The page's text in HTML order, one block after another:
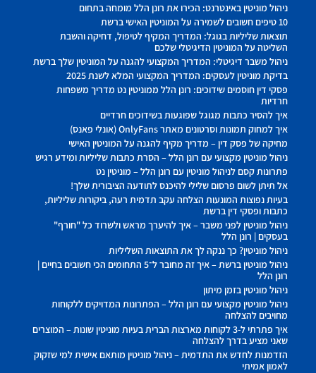
ניהול מוניטין באינטרנט: הכירו את רונן הלל מומחה בתחום
10 טיפים חשובים לשמירה על המוניטין האישי ברשת
תוצאות שליליות בגוגל: המדריך המקיף לטיפול, דחיקה והשבת
השליטה על המוניטין הדיגיטלי שלכם
ניהול משבר דיגיטלי: המדריך המקצועי להגנה על המוניטין שלך ברשת
בדיקת מוניטין לעסקים: המדריך המקצועי המלא לשנת 2025
פסקי דין חוסמים שידוכים: רונן הלל ממוניטין נט מדריך משפחות
חרדיות
איך להסיר כתבות מגוגל שפוגעות בשידוכים חרדיים
איך למחוק תמונות וסרטונים מאתר OnlyFans (אונלי פאנס)
מחיקה של פסק דין – מדריך מקיף להגנה על המוניטין האישי
ניהול מוניטין מקצועי עם רונן הלל – הסרת כתבות שליליות ומידע רגיש
פתרונות קסם לניהול מוניטין עם רונן הלל – מוניטין נט
אל תיתן לשום פרסום שלילי להיכנס לתודעה הציבורית שלך!
בעיות נפוצות המונעות הצלחה עקב תדמית רעה, ביקורות שליליות,
כתבות ופסקי דין ברשת
ניהול מוניטין לפני משבר – איך להיערך מראש ולשרוד כל "חורף"
בעסקים | רונן הלל
ניהול מוניטין? כך ננקה לך את התוצאות השליליות
ניהול מוניטין ברשת – איך זה מחובר ל־5 התחומים הכי חשובים בחיים |
רונן הלל
ניהול מוניטין בזמן מיתון
ניהול מוניטין מקצועי עם רונן הלל – הפתרונות המדויקים ללקוחות
מחויבים להצלחה
איך פתרתי ל-3 לקוחות מארצות הברית בעיות מוניטין שונות – המוצרים
שאני מציע בדרך להצלחה
הזדמנות לחדש את התדמית – ניהול מוניטין מותאם אישית למי שזקוק
לאמון אמיתי